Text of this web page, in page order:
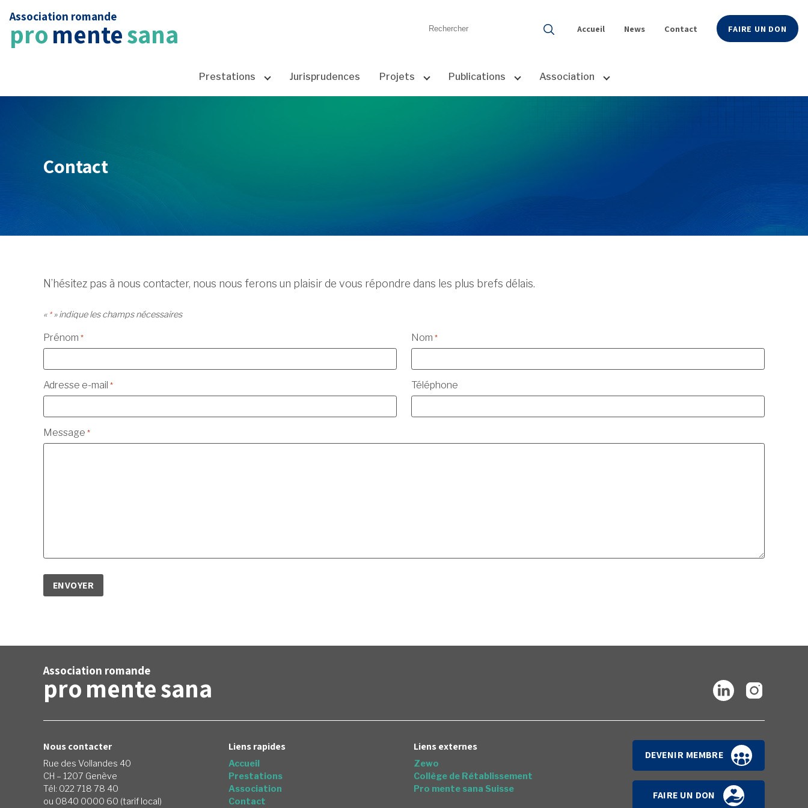
Association romande
promentesana Quand les résultats de l'auto-complétion sont disponibles, utilisez les
Accueil News Contact FAIRE UN DON
Prestations Jurisprudences Projets Publications Association
Contact
N’hésitez pas à nous contacter, nous nous ferons un plaisir de vous répondre dans les plus brefs délais.
« *» indique les champs nécessaires
Prénom * Nom *
Adresse e-mail * Téléphone
Message *
Association romande
promentesana
Nous contacter
Rue des Vollandes 40
CH – 1207 Genève
Tél: 022 718 78 40
ou 0840 0000 60 (tarif local)
Liens rapides
Accueil
Prestations
Association
Contact
Liens externes
Zewo
Collège de Rétablissement
Pro mente sana Suisse
DEVENIR MEMBRE
FAIRE UN DON